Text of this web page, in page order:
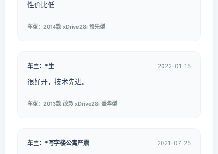
性价比低
车型：2014款 xDrive28i 领先型
车主：*生 2022-01-15
很好开，技术先进。
车型：2013款 改款 xDrive28i 豪华型
车主：*写字楼公寓严震 2021-07-25